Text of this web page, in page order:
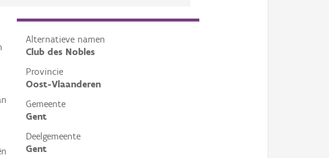
Alternatieve namen
Club des Nobles
Provincie
Oost-Vlaanderen
Gemeente
Gent
Deelgemeente
Gent